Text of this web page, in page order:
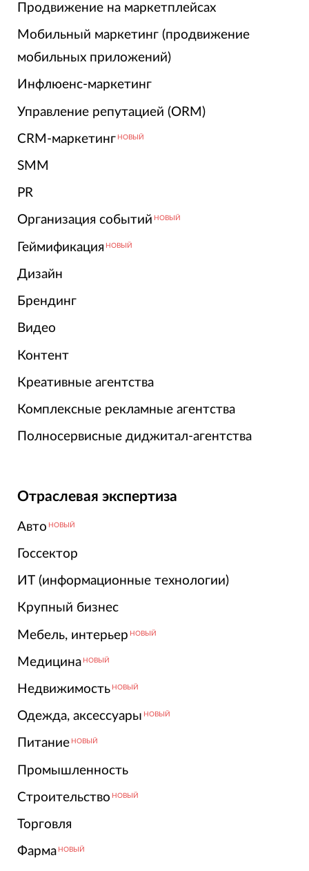
Продвижение на маркетплейсах
Мобильный маркетинг (продвижение
мобильных приложений)
Инфлюенс-маркетинг
Управление репутацией (ORM)
CRM-маркетинг НОВЫЙ
SMM
PR
Организация событий НОВЫЙ
Геймификация НОВЫЙ
Дизайн
Брендинг
Видео
Контент
Креативные агентства
Комплексные рекламные агентства
Полносервисные диджитал-агентства
Отраслевая экспертиза
Авто НОВЫЙ
Госсектор
ИТ (информационные технологии)
Крупный бизнес
Мебель, интерьер НОВЫЙ
Медицина НОВЫЙ
Недвижимость НОВЫЙ
Одежда, аксессуары НОВЫЙ
Питание НОВЫЙ
Промышленность
Строительство НОВЫЙ
Торговля
Фарма НОВЫЙ